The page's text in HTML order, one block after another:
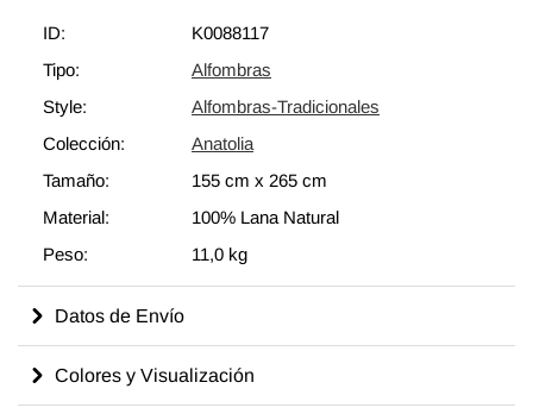
ID:
K0088117
Tipo:
Alfombras
Style:
Alfombras-Tradicionales
Colección:
Anatolia
Tamaño:
155 cm x 265 cm
Material:
100% Lana Natural
Peso:
11,0 kg
Datos de Envío
Colores y Visualización